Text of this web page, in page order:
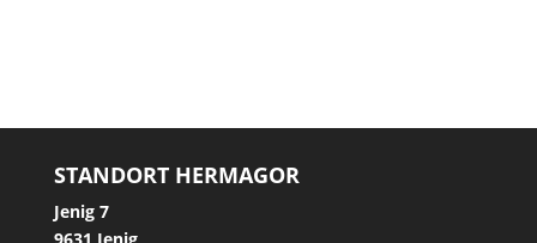
STANDORT HERMAGOR
Jenig 7